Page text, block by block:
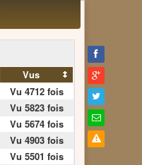
Vus
Vu 4712 fois
Vu 5823 fois
Vu 5674 fois
Vu 4903 fois
Vu 5501 fois